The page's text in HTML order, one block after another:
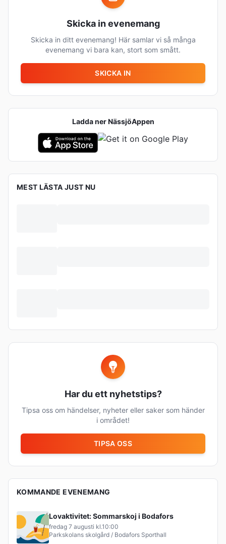
Skicka in evenemang
Skicka in ditt evenemang! Här samlar vi så många
evenemang vi bara kan, stort som smått.
SKICKA IN
Ladda nerNässjöAppen
MEST LÄSTA JUST NU
Har du ett nyhetstips?
Tipsa oss om händelser, nyheter eller saker som händer
i området!
TIPSA OSS
KOMMANDE EVENEMANG
Lovaktivitet: Sommarskoj i Bodafors
fredag 7 augusti kl.10:00
Parkskolans skolgård / Bodafors Sporthall